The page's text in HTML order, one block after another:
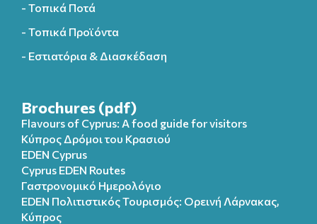
- Τοπικά Ποτά
- Τοπικά Προϊόντα
- Εστιατόρια & Διασκέδαση
Brochures (pdf)
Flavours of Cyprus: A food guide for visitors
Κύπρος Δρόμοι του Κρασιού
EDEN Cyprus
Cyprus EDEN Routes
Γαστρονομικό Ημερολόγιο
EDEN Πολιτιστικός Τουρισμός: Ορεινή Λάρνακας,
Κύπρος